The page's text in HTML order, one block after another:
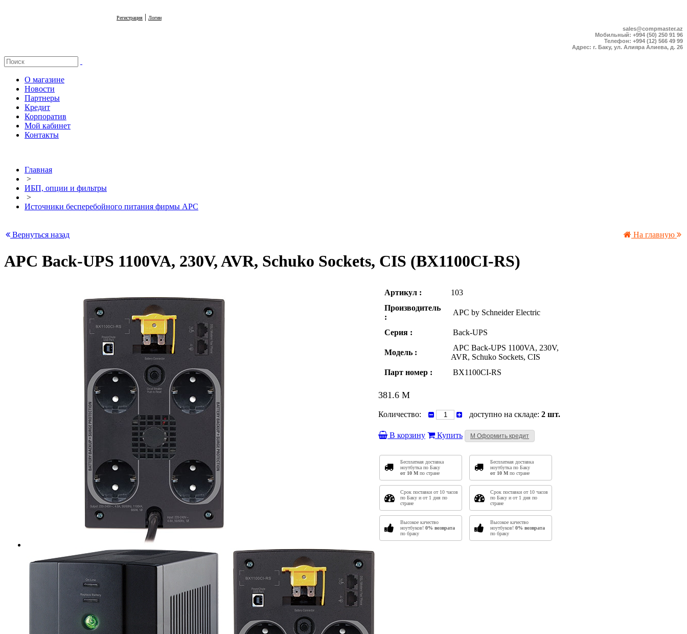
Регистрация | Логин
sales@compmaster.az
Мобильный: +994 (50) 250 91 96
Телефон: +994 (12) 566 49 99
Адрес: г. Баку, ул. Алияра Алиева, д. 26
О магазине
Новости
Партнеры
Кредит
Корпоратив
Мой кабинет
Контакты
Главная
>
ИБП, опции и фильтры
>
Источники бесперебойного питания фирмы APC
Вернуться назад На главную
APC Back-UPS 1100VA, 230V, AVR, Schuko Sockets, CIS (BX1100CI-RS)
Артикул :
103
Производитель
:
APC by Schneider Electric
Серия : Back-UPS
Модель :
APC Back-UPS 1100VA, 230V,
AVR, Schuko Sockets, CIS
Парт номер :
BX1100CI-RS
381.6 M
Количество: доступно на складе: 2 шт.
В корзину Купить M Оформить кредит
Бесплатная доставка
ноутбутка по Баку
от 10 M по стране
Срок поставки от 10 часов
по Баку и от 1 дня по
стране
Высокое качество
ноутбуков! 0% возврата
по браку
Бесплатная доставка
ноутбутка по Баку
от 10 M по стране
Срок поставки от 10 часов
по Баку и от 1 дня по
стране
Высокое качество
ноутбуков! 0% возврата
по браку